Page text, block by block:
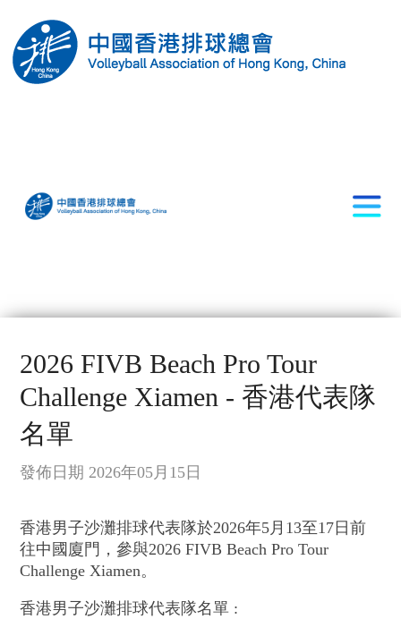
2026 FIVB Beach Pro Tour
Challenge Xiamen - 香港代表隊
名單
發佈日期 2026年05月15日
香港男子沙灘排球代表隊於2026年5月13至17日前
往中國廈門，參與2026 FIVB Beach Pro Tour
Challenge Xiamen。
香港男子沙灘排球代表隊名單 :